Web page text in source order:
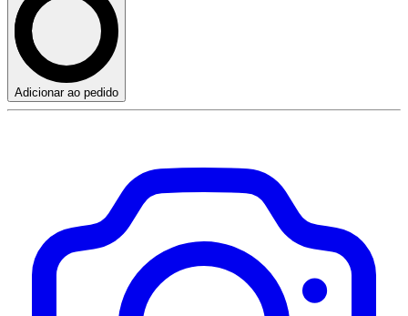
Adicionar ao pedido